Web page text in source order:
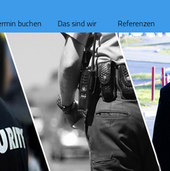
buchen Das sind wir Referenzen